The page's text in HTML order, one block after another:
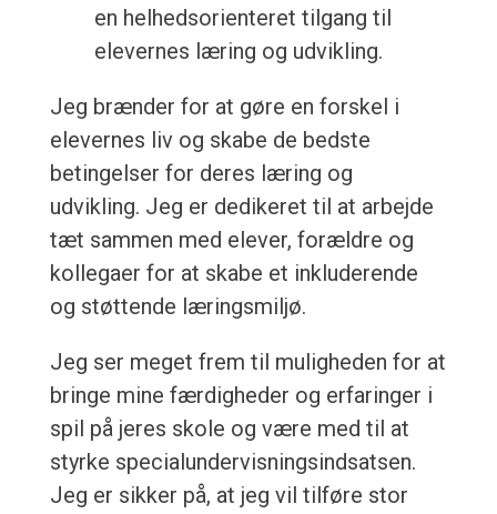
en helhedsorienteret tilgang til
elevernes læring og udvikling.
Jeg brænder for at gøre en forskel i
elevernes liv og skabe de bedste
betingelser for deres læring og
udvikling. Jeg er dedikeret til at arbejde
tæt sammen med elever, forældre og
kollegaer for at skabe et inkluderende
og støttende læringsmiljø.
Jeg ser meget frem til muligheden for at
bringe mine færdigheder og erfaringer i
spil på jeres skole og være med til at
styrke specialundervisningsindsatsen.
Jeg er sikker på, at jeg vil tilføre stor